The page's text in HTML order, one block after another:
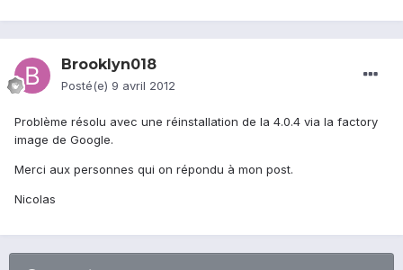
Brooklyn018
Posté(e) 9 avril 2012
Problème résolu avec une réinstallation de la 4.0.4 via la factory
image de Google.
Merci aux personnes qui on répondu à mon post.
Nicolas